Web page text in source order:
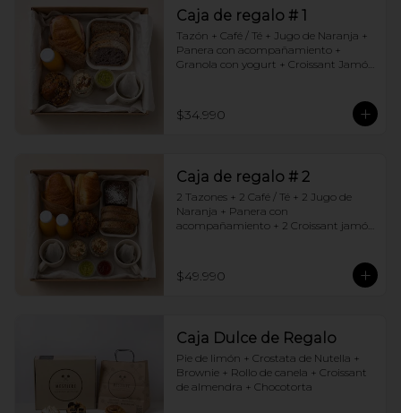
Caja de regalo # 1
Tazón + Café / Té + Jugo de Naranja +
Panera con acompañamiento +
Granola con yogurt + Croissant Jamón
$34.990
Caja de regalo # 2
2 Tazones + 2 Café / Té + 2 Jugo de
Naranja + Panera con
acompañamiento + 2 Croissant jamón
$49.990
Caja Dulce de Regalo
Pie de limón + Crostata de Nutella +
Brownie + Rollo de canela + Croissant
de almendra + Chocotorta